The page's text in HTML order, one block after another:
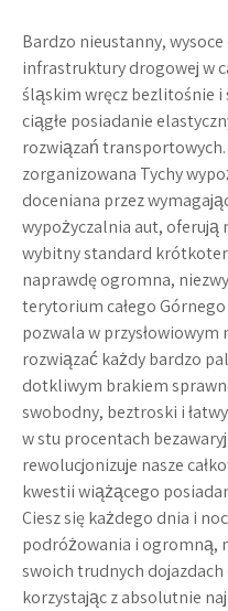
Bardzo nieustanny,
infrastruktury drogowej w
śląskim wręcz bezlitośnie i
ciągłe posiadanie
rozwiązań
zorganizowana Tychy
doceniana przez
wypożyczalnia aut, oferują
wybitny standard
naprawdę ogromna,
terytorium całego
pozwala w
rozwiązać każdy bardzo
dotkliwym brakiem
swobodny, beztroski i
w stu procentach
rewolucjonizuje nasze
kwestii wiążącego
Ciesz się każdego dnia i
podróżowania i ogromną,
swoich trudnych
korzystając z absolutnie